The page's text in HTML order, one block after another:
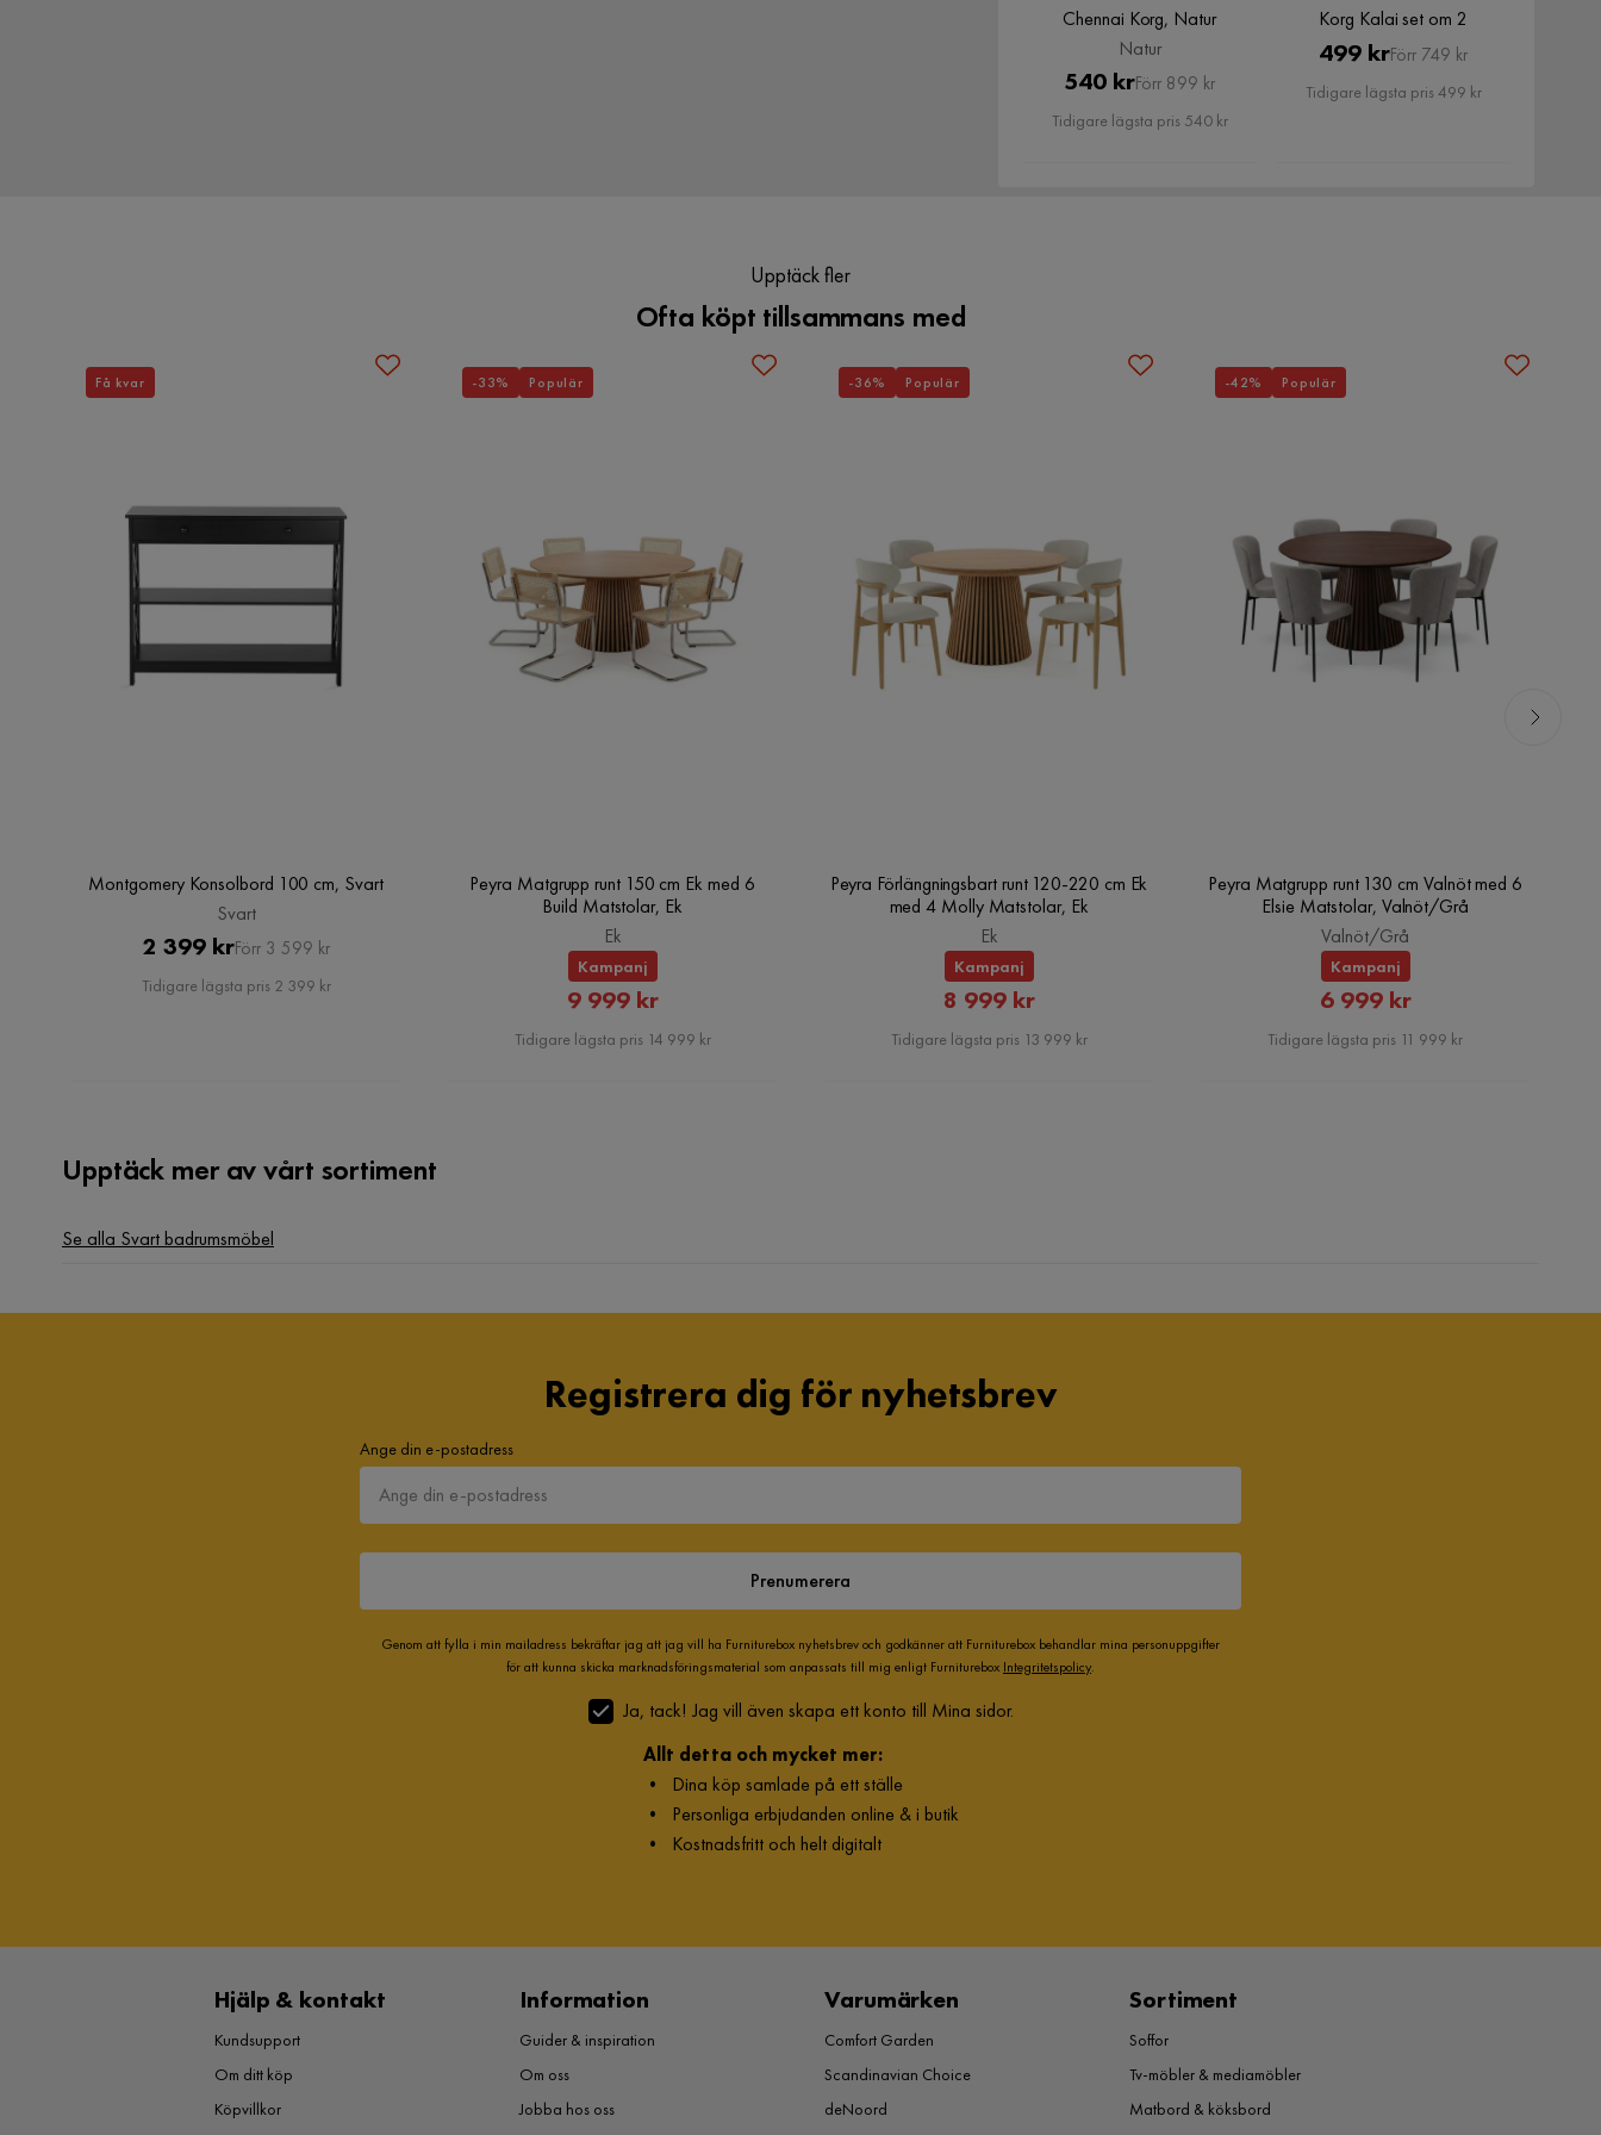
Produktens djup (cm): 33
Produktens vikt (kg): 2
Chennai Korg, Natur
Natur
Pris
540 krOriginal
Pris
Förr 899 kr
Tidigare lägsta pris 540 kr
Korg Kalai set om 2
Pris
499 krOriginal
Pris
Förr 749 kr
Tidigare lägsta pris 499 kr
Upptäck fler
Ofta köpt tillsammans med
Montgomery Konsolbord 100 cm, Svart
Svart
Pris
2 399 krOriginal
Pris
Förr 3 599 kr
Tidigare lägsta pris 2 399 kr
Få kvar
Peyra Matgrupp runt 150 cm Ek med 6
Build Matstolar, Ek
Ek
Kampanj
Rabatterat
Pris
9 999 kr
Tidigare lägsta pris 14 999 kr
-33% Populär
Peyra Förlängningsbart runt 120-220 cm Ek
med 4 Molly Matstolar, Ek
Ek
Kampanj
Rabatterat
Pris
8 999 kr
Tidigare lägsta pris 13 999 kr
-36% Populär
Peyra Matgrupp runt 130 cm Valnöt med 6
Elsie Matstolar, Valnöt/Grå
Valnöt/Grå
Kampanj
Rabatterat
Pris
6 999 kr
Tidigare lägsta pris 11 999 kr
-42% Populär
Upptäck mer av vårt sortiment
Se alla Svart badrumsmöbel
Registrera dig för nyhetsbrev
Ange din e-postadress
Prenumerera
Genom att fylla i min mailadress bekräftar jag att jag vill ha Furniturebox nyhetsbrev och godkänner att Furniturebox behandlar mina personuppgifter
för att kunna skicka marknadsföringsmaterial som anpassats till mig enligt Furniturebox Integritetspolicy.
Ja, tack! Jag vill även skapa ett konto till Mina sidor.
Allt detta och mycket mer:
• Dina köp samlade på ett ställe
• Personliga erbjudanden online & i butik
• Kostnadsfritt och helt digitalt
Hjälp & kontakt
Kundsupport
Om ditt köp
Köpvillkor
Information
Guider & inspiration
Om oss
Jobba hos oss
Varumärken
Comfort Garden
Scandinavian Choice
deNoord
Sortiment
Soffor
Tv-möbler & mediamöbler
Matbord & köksbord